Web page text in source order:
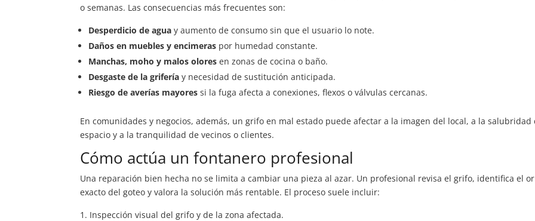
o semanas. Las consecuencias más frecuentes son:
Desperdicio de agua y aumento de consumo sin que el usuario lo note.
Daños en muebles y encimeras por humedad constante.
Manchas, moho y malos olores en zonas de cocina o baño.
Desgaste de la grifería y necesidad de sustitución anticipada.
Riesgo de averías mayores si la fuga afecta a conexiones, flexos o válvulas cercanas.
En comunidades y negocios, además, un grifo en mal estado puede afectar a la imagen del local, a la salubridad
espacio y a la tranquilidad de vecinos o clientes.
Cómo actúa un fontanero profesional
Una reparación bien hecha no se limita a cambiar una pieza al azar. Un profesional revisa el grifo, identifica el
exacto del goteo y valora la solución más rentable. El proceso suele incluir:
Inspección visual del grifo y de la zona afectada.